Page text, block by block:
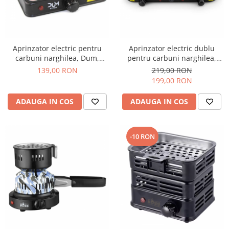
Aprinzator electric pentru
carbuni narghilea, Dum,
1500W
139,00 RON
ADAUGA IN COS
Aprinzator electric dublu
pentru carbuni narghilea,
2500W
219,00 RON
199,00 RON
ADAUGA IN COS
-10 RON